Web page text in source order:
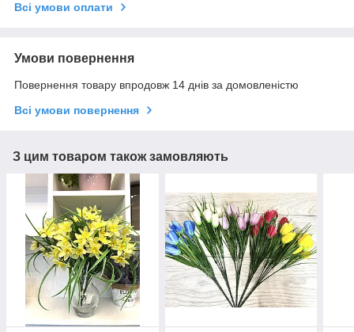
Всі умови оплати
Умови повернення
Повернення товару впродовж 14 днів за домовленістю
Всі умови повернення
З цим товаром також замовляють